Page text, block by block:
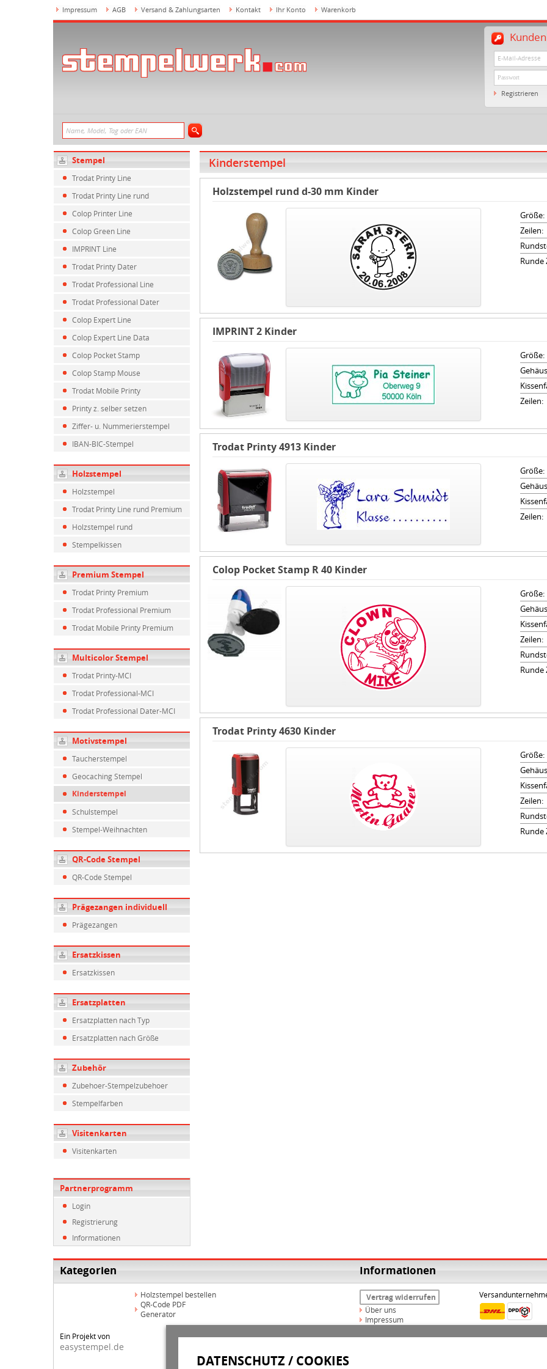
DATENSCHUTZ / COOKIES
Impressum AGB Versand & Zahlungsarten Kontakt Ihr Konto Warenkorb
Registrieren
Stempel
Trodat Printy Line
Trodat Printy Line rund
Colop Printer Line
Colop Green Line
IMPRINT Line
Trodat Printy Dater
Trodat Professional Line
Trodat Professional Dater
Colop Expert Line
Colop Expert Line Data
Colop Pocket Stamp
Colop Stamp Mouse
Trodat Mobile Printy
Printy z. selber setzen
Ziffer- u. Nummerierstempel
IBAN-BIC-Stempel
Holzstempel
Holzstempel
Trodat Printy Line rund Premium
Holzstempel rund
Stempelkissen
Premium Stempel
Trodat Printy Premium
Trodat Professional Premium
Trodat Mobile Printy Premium
Multicolor Stempel
Trodat Printy-MCI
Trodat Professional-MCI
Trodat Professional Dater-MCI
Motivstempel
Taucherstempel
Geocaching Stempel
Kinderstempel
Schulstempel
Stempel-Weihnachten
QR-Code Stempel
QR-Code Stempel
Prägezangen individuell
Prägezangen
Ersatzkissen
Ersatzkissen
Ersatzplatten
Ersatzplatten nach Typ
Ersatzplatten nach Größe
Zubehör
Zubehoer-Stempelzubehoer
Stempelfarben
Visitenkarten
Visitenkarten
Partnerprogramm
Login
Registrierung
Informationen
Kinderstempel
Holzstempel rund d-30 mm Kinder
Größe:
Zeilen:
Runde
IMPRINT 2 Kinder
Größe:
Zeilen:
Trodat Printy 4913 Kinder
Größe:
Zeilen:
Colop Pocket Stamp R 40 Kinder
Größe:
Zeilen:
Runde
Trodat Printy 4630 Kinder
Größe:
Zeilen:
Runde
Kategorien Informationen
Holzstempel bestellen
QR-Code PDF
Generator
Ein Projekt von
easystempel.de
Vertrag widerrufen
Über uns
Impressum
AGB